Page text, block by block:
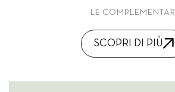
LE COMPLEMENTARI
SCOPRI DI PIÙ